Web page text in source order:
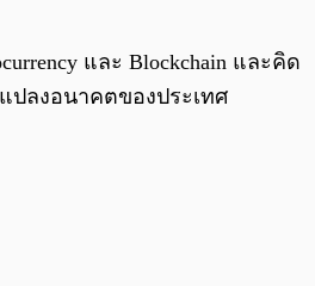
และ Blockchain และคิด
ปลงอนาคตของประเทศ